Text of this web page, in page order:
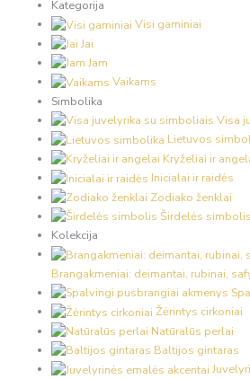
Kategorija
Visi gaminiai
Jai
Jam
Vaikams
Simbolika
Visa
Lietuvos
Kryželiai ir
Inicialai ir raidės
Zodiako ženklai
Širdelės simbolis
Kolekcija
Brangakmeniai: deimantai, rubinai,
Žėrintys cirkoniai
Natūralūs perlai
Baltijos gintaras